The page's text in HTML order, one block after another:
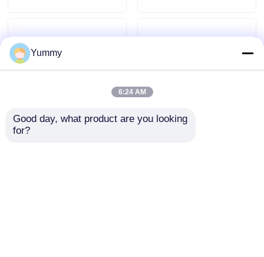
Yummy
6:24 AM
Good day, what product are you looking
for?